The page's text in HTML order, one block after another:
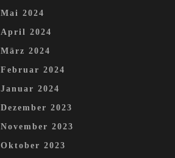
Mai 2024
April 2024
März 2024
Februar 2024
Januar 2024
Dezember 2023
November 2023
Oktober 2023